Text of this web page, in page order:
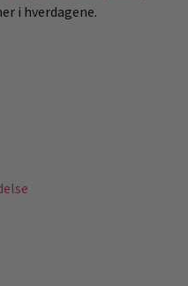
i hverdagene.